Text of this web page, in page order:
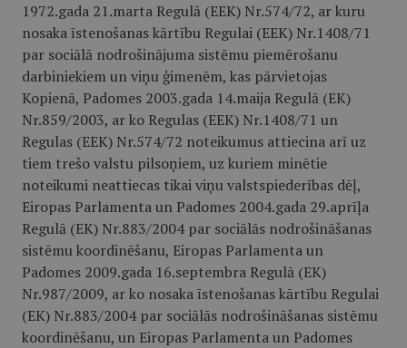
1972.gada 21.marta Regulā (EEK) Nr.574/72, ar kuru
nosaka īstenošanas kārtību Regulai (EEK) Nr.1408/71
par sociālā nodrošinājuma sistēmu piemērošanu
darbiniekiem un viņu ģimenēm, kas pārvietojas
Kopienā, Padomes 2003.gada 14.maija Regulā (EK)
Nr.859/2003, ar ko Regulas (EEK) Nr.1408/71 un
Regulas (EEK) Nr.574/72 noteikumus attiecina arī uz
tiem trešo valstu pilsoņiem, uz kuriem minētie
noteikumi neattiecas tikai viņu valstspiederības dēļ,
Eiropas Parlamenta un Padomes 2004.gada 29.aprīļa
Regulā (EK) Nr.883/2004 par sociālās nodrošināšanas
sistēmu koordinēšanu, Eiropas Parlamenta un
Padomes 2009.gada 16.septembra Regulā (EK)
Nr.987/2009, ar ko nosaka īstenošanas kārtību Regulai
(EK) Nr.883/2004 par sociālās nodrošināšanas sistēmu
koordinēšanu, un Eiropas Parlamenta un Padomes